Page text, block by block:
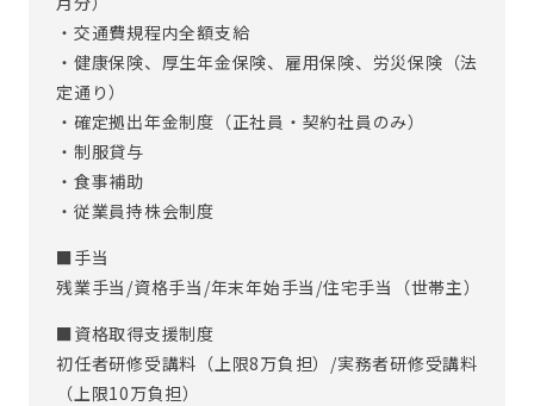
・交通費規程内全額支給
・健康保険、厚生年金保険、雇用保険、労災保険（法
定通り）
・確定拠出年金制度（正社員・契約社員のみ）
・制服貸与
・食事補助
・従業員持株会制度
■手当
残業手当/資格手当/年末年始手当/住宅手当（世帯主）
■資格取得支援制度
初任者研修受講料（上限8万負担）/実務者研修受講料
（上限10万負担）